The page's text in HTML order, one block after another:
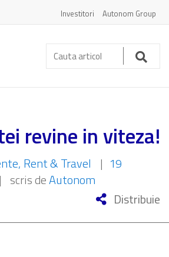
Investitori Autonom Group
Cauta
articol:
revine in viteza!
Rent & Travel | 19
| scris deAutonom
Distribuie